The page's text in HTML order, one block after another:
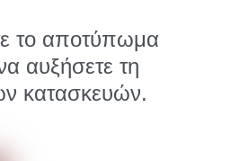
το αποτύπωμα
αυξήσετε τη
κατασκευών.